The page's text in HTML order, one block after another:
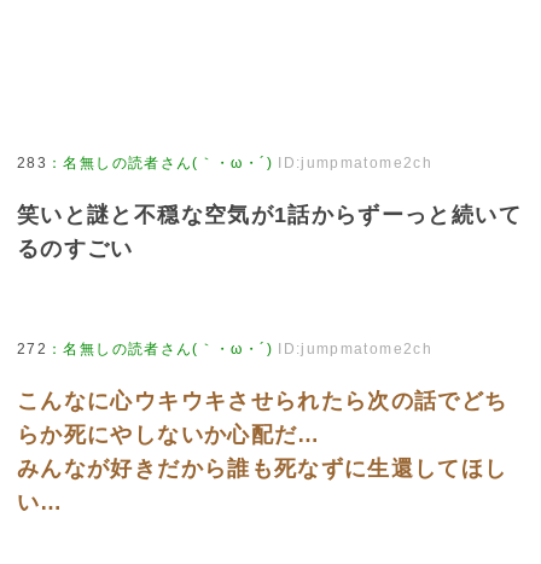
283 ：名無しの読者さん(｀・ω・´) ID:jumpmatome2ch
笑いと謎と不穏な空気が1話からずーっと続いて
るのすごい
272 ：名無しの読者さん(｀・ω・´) ID:jumpmatome2ch
こんなに心ウキウキさせられたら次の話でどち
らか死にやしないか心配だ…
みんなが好きだから誰も死なずに生還してほし
い…